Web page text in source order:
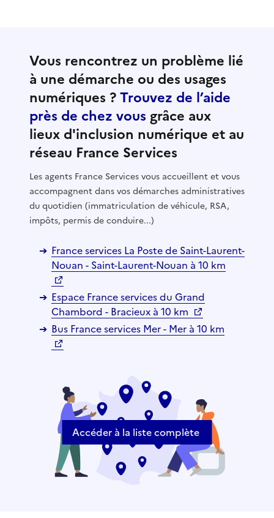
Vous rencontrez un problème lié
à une démarche ou des usages
numériques ?Trouvez de l’aide
près de chez vous grâce aux
lieux d'inclusion numérique et au
réseau France Services
Les agents France Services vous accueillent et vous
accompagnent dans vos démarches administratives
du quotidien (immatriculation de véhicule, RSA,
impôts, permis de conduire...)
France services La Poste de Saint-Laurent-
Nouan - Saint-Laurent-Nouan à 10 km
Espace France services du Grand
Chambord - Bracieux à 10 km
Bus France services Mer - Mer à 10 km
Accéder à la liste complète